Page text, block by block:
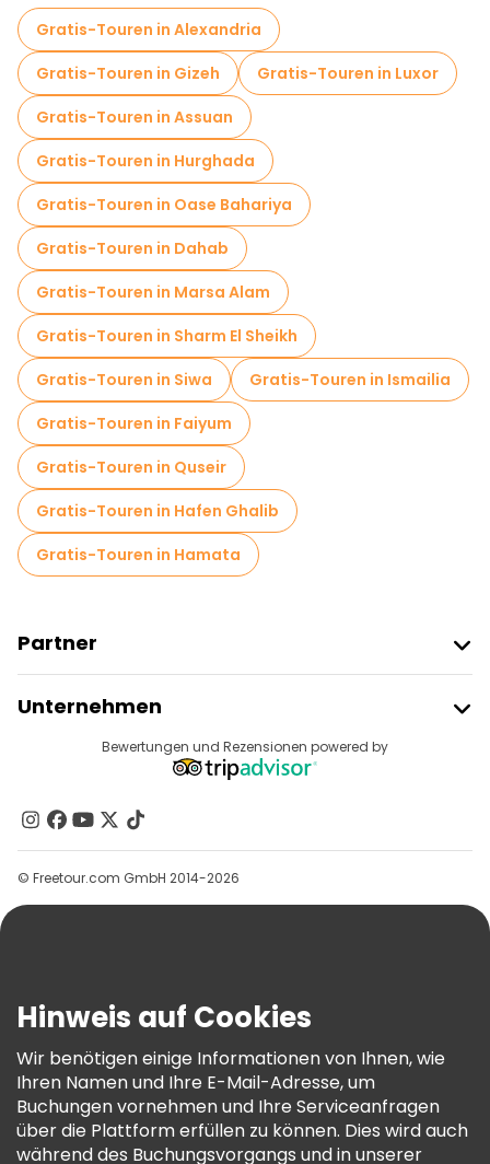
Führungen für kleine Gruppen in Kairo
Markttouren in Kairo
Lokale Verkostungstouren in Kairo
Kostenlose Tagesausflüge in Kairo
Kostenlose Nachtwanderungen in Kairo
Fahrradtouren in Kairo
Kostenlose Führungen in der Nähe Khan el-Khalili
Kostenlose Führungen in der Nähe Pyramid of Khafre
Gratis-Touren in Alexandria
Gratis-Touren in Gizeh
Gratis-Touren in Luxor
Gratis-Touren in Assuan
Gratis-Touren in Hurghada
Gratis-Touren in Oase Bahariya
Gratis-Touren in Dahab
Gratis-Touren in Marsa Alam
Gratis-Touren in Sharm El Sheikh
Gratis-Touren in Siwa
Gratis-Touren in Ismailia
Gratis-Touren in Faiyum
Gratis-Touren in Quseir
Gratis-Touren in Hafen Ghalib
Gratis-Touren in Hamata
Partner
Anbieter-Anmeldung
Affiliate-Programm
Unternehmen
Reiseziele
Kontakt
Gruppen
Hilfe
AGB Und Rechtliches
Cookie-Richtlinie
Freetour Auszeichnungen
Treueprogramm
Bewertungen und Rezensionen powered by
© Freetour.com GmbH 2014-2026
Hinweis auf Cookies
Wir benötigen einige Informationen von Ihnen, wie
Ihren Namen und Ihre E-Mail-Adresse, um
Buchungen vornehmen und Ihre Serviceanfragen
über die Plattform erfüllen zu können. Dies wird auch
während des Buchungsvorgangs und in unserer